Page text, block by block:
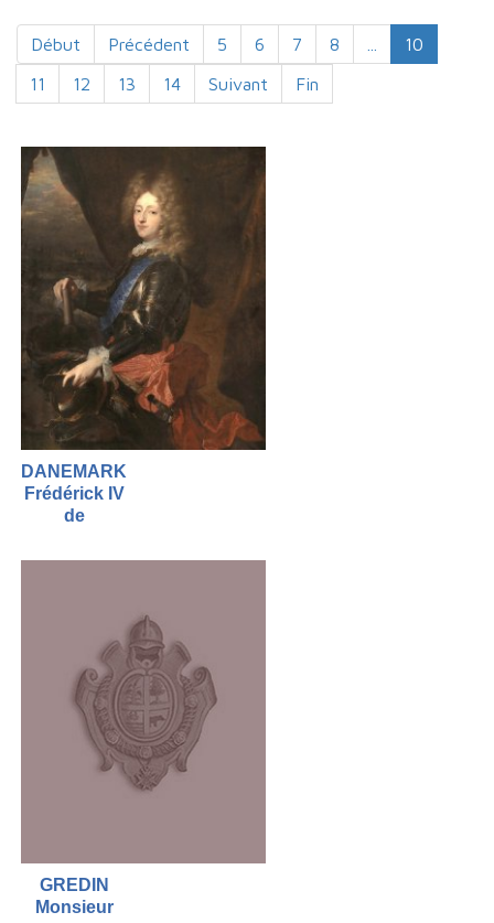
Début Précédent 5 6 7 8
10
11
12 13 14 Suivant Fin
DANEMARK
Frédérick IV
de
GREDIN
Monsieur